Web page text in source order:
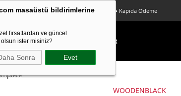
masaüstü bildirimlerine
fırsatlardan ve güncel
ister misiniz?
Sonra Evet
• Sürpriz Hediyeler • Peşin Fiyatına 3 Taksit • Kapıda Ödeme
TEKSTİL KAMPANYALAR
WOODENBLACK